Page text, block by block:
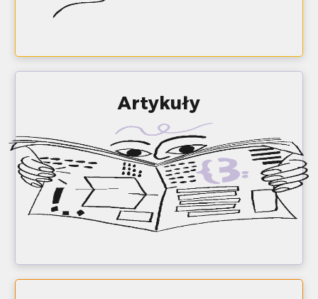
Artykuły